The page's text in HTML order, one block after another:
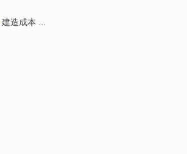
建造成本 ...